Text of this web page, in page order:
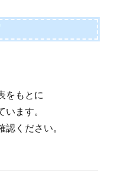
をもとに
います。
ください。